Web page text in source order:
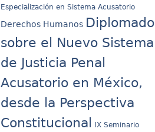
Especialización en Sistema Acusatorio
Derechos Humanos Diplomado
sobre el Nuevo Sistema
de Justicia Penal
Acusatorio en México,
desde la Perspectiva
Constitucional
IX Seminario